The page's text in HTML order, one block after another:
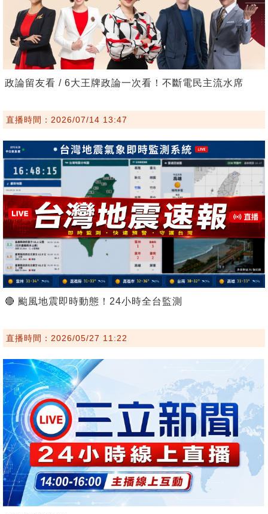
政論留友看 / 6大王牌政論一次看！不斷電民主流水席
直播時間：2026/07/14 13:47
🔴 颱風地震即時動態！24小時全台監測
直播時間：2026/05/27 11:22